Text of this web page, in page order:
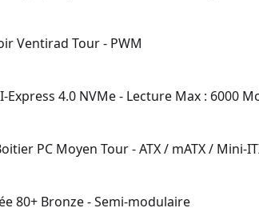
Ventirad Tour - PWM
Express 4.0 NVMe - Lecture Max : 6000
PC Moyen Tour - ATX / mATX / Mini-
80+ Bronze - Semi-modulaire